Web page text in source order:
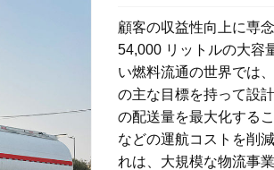
顧客の収益性向上に専
54,000 リットルの大容
い燃料流通の世界では
の主な目標を持って設
の配送量を最大化する
などの運航コストを削
れは、大規模な物流事